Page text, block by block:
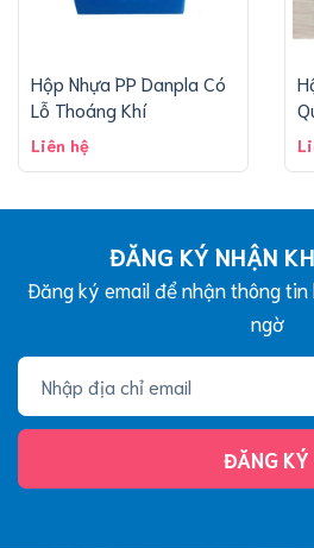
Hộp Nhựa PP Danpla Có
Lỗ Thoáng Khí
Liên hệ
ĐĂNG KÝ NHẬN
Đăng ký email để nhận thông
ngờ
ĐĂNG KÝ